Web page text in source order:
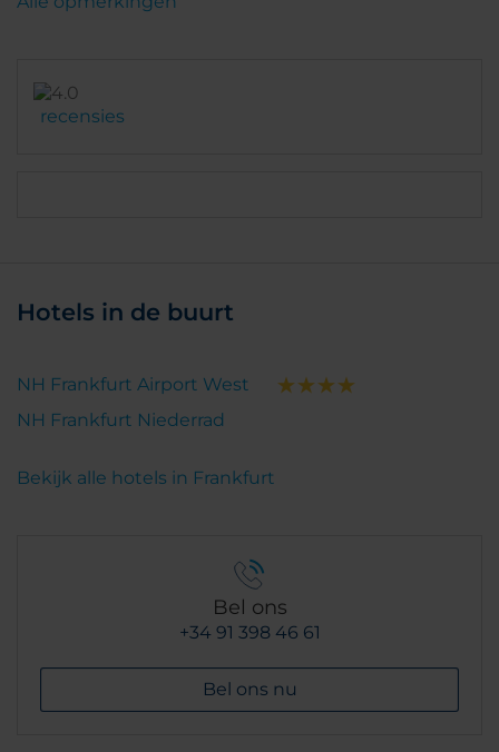
recensies
Hotels in de buurt
NH Frankfurt Airport West
NH Frankfurt Niederrad
Bekijk alle hotels in Frankfurt
Bel ons
+34 91 398 46 61
Bel ons nu